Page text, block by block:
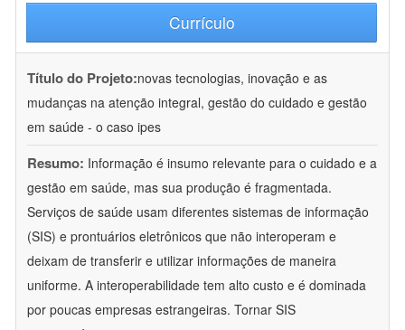
Currículo
Título do Projeto:novas tecnologias, inovação e as
mudanças na atenção integral, gestão do cuidado e gestão
em saúde - o caso ipes
Resumo: Informação é insumo relevante para o cuidado e a
gestão em saúde, mas sua produção é fragmentada.
Serviços de saúde usam diferentes sistemas de informação
(SIS) e prontuários eletrônicos que não interoperam e
deixam de transferir e utilizar informações de maneira
uniforme. A interoperabilidade tem alto custo e é dominada
por poucas empresas estrangeiras. Tornar SIS